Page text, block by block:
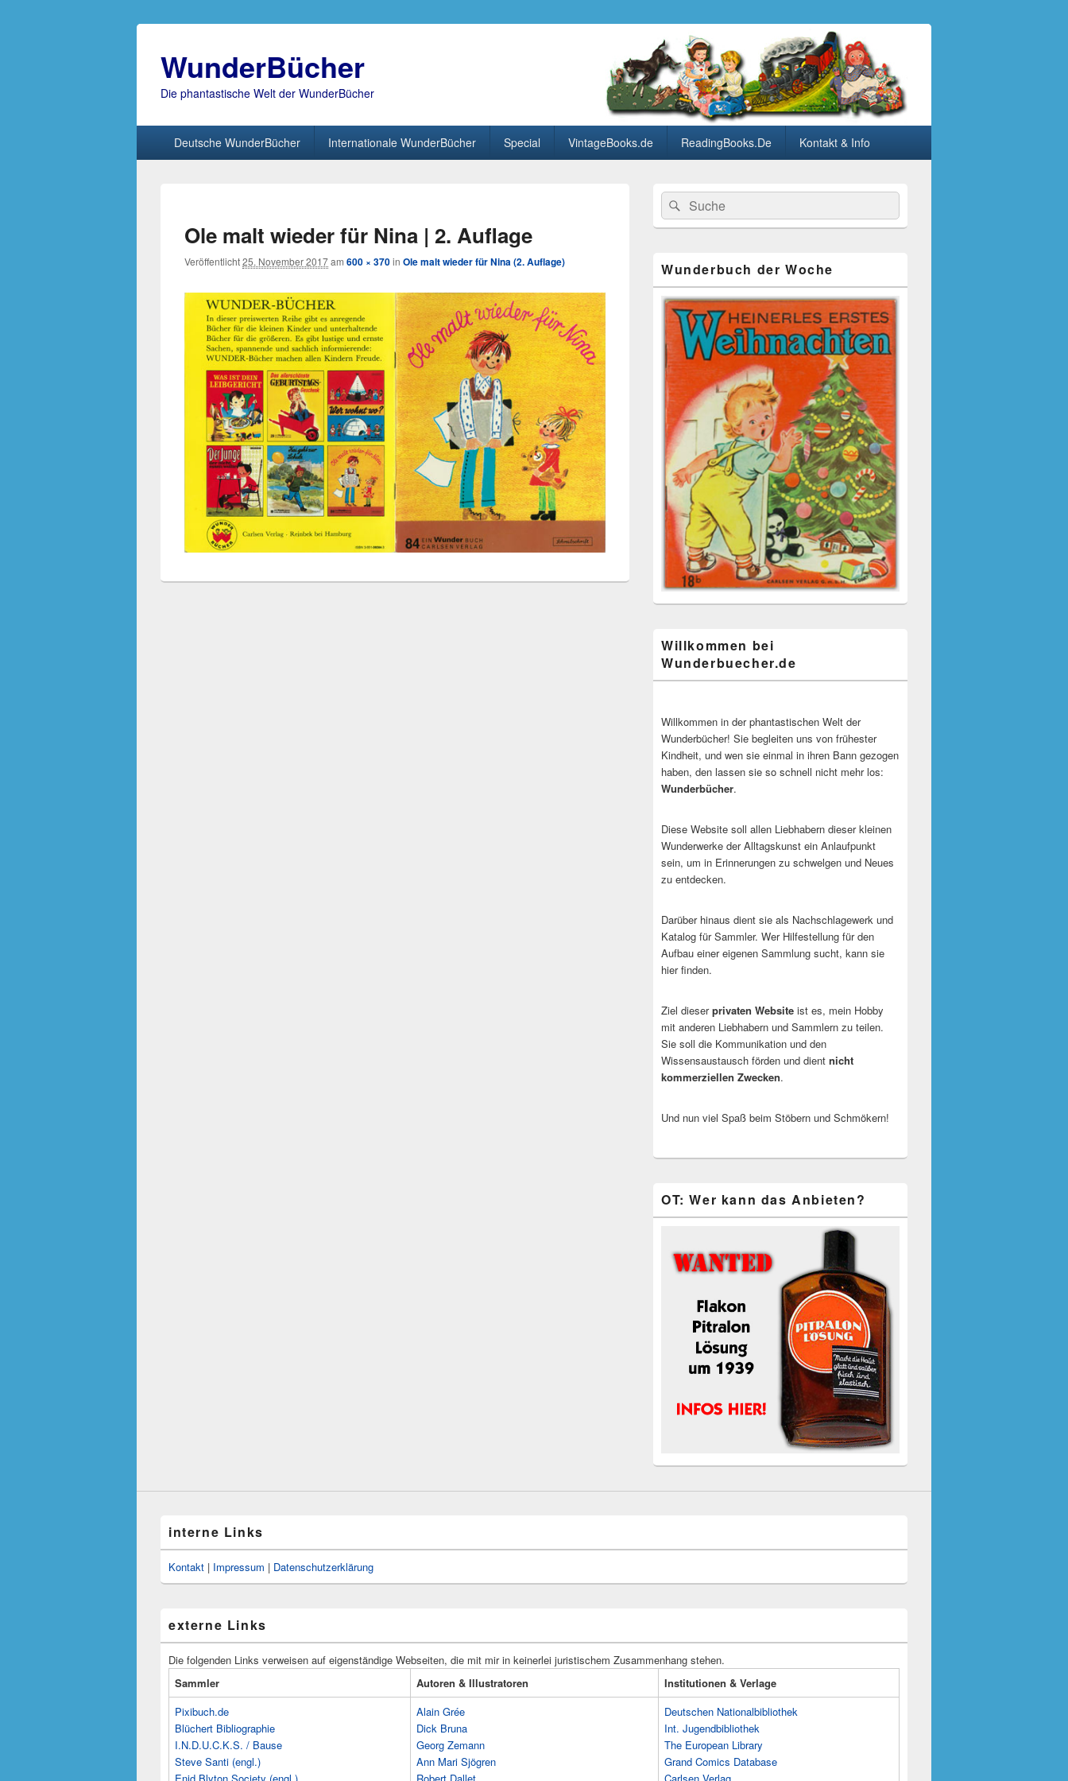
WunderBücher
Die phantastische Welt der WunderBücher
Deutsche WunderBücher Internationale WunderBücher Special VintageBooks.de ReadingBooks.De Kontakt & Info
Navigation
Ole malt wieder für Nina | 2. Auflage
Veröffentlicht25. November 2017am 600 × 370in Ole malt wieder für Nina (2. Auflage)
Primärer
Seitenleisten
Widget-
Bereich
Search
for:
Suche
Wunderbuch der Woche
Willkommen bei
Wunderbuecher.de
Willkommen in der phantastischen Welt der
Wunderbücher! Sie begleiten uns von frühester
Kindheit, und wen sie einmal in ihren Bann gezogen
haben, den lassen sie so schnell nicht mehr los:
Wunderbücher.
Diese Website soll allen Liebhabern dieser kleinen
Wunderwerke der Alltagskunst ein Anlaufpunkt
sein, um in Erinnerungen zu schwelgen und Neues
zu entdecken.
Darüber hinaus dient sie als Nachschlagewerk und
Katalog für Sammler. Wer Hilfestellung für den
Aufbau einer eigenen Sammlung sucht, kann sie
hier finden.
Ziel dieserprivaten Website ist es, mein Hobby
mit anderen Liebhabern und Sammlern zu teilen.
Sie soll die Kommunikation und den
Wissensaustausch förden und dient nicht
kommerziellen Zwecken.
Und nun viel Spaß beim Stöbern und Schmökern!
OT: Wer kann das Anbieten?
interne Links
Kontakt | Impressum | Datenschutzerklärung
externe Links
Die folgenden Links verweisen auf eigenständige Webseiten, die mit mir in keinerlei juristischem Zusammenhang stehen.
Sammler
Autoren & Illustratoren
Institutionen & Verlage
Pixibuch.de
Blüchert Bibliographie
I.N.D.U.C.K.S. / Bause
Steve Santi (engl.)
Alain Grée
Dick Bruna
Georg Zemann
Ann Mari Sjögren
Deutschen Nationalbibliothek
Int. Jugendbibliothek
The European Library
Grand Comics Database